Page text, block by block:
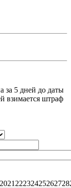
за 5 дней до даты
взимается штраф
2021 22232425262728